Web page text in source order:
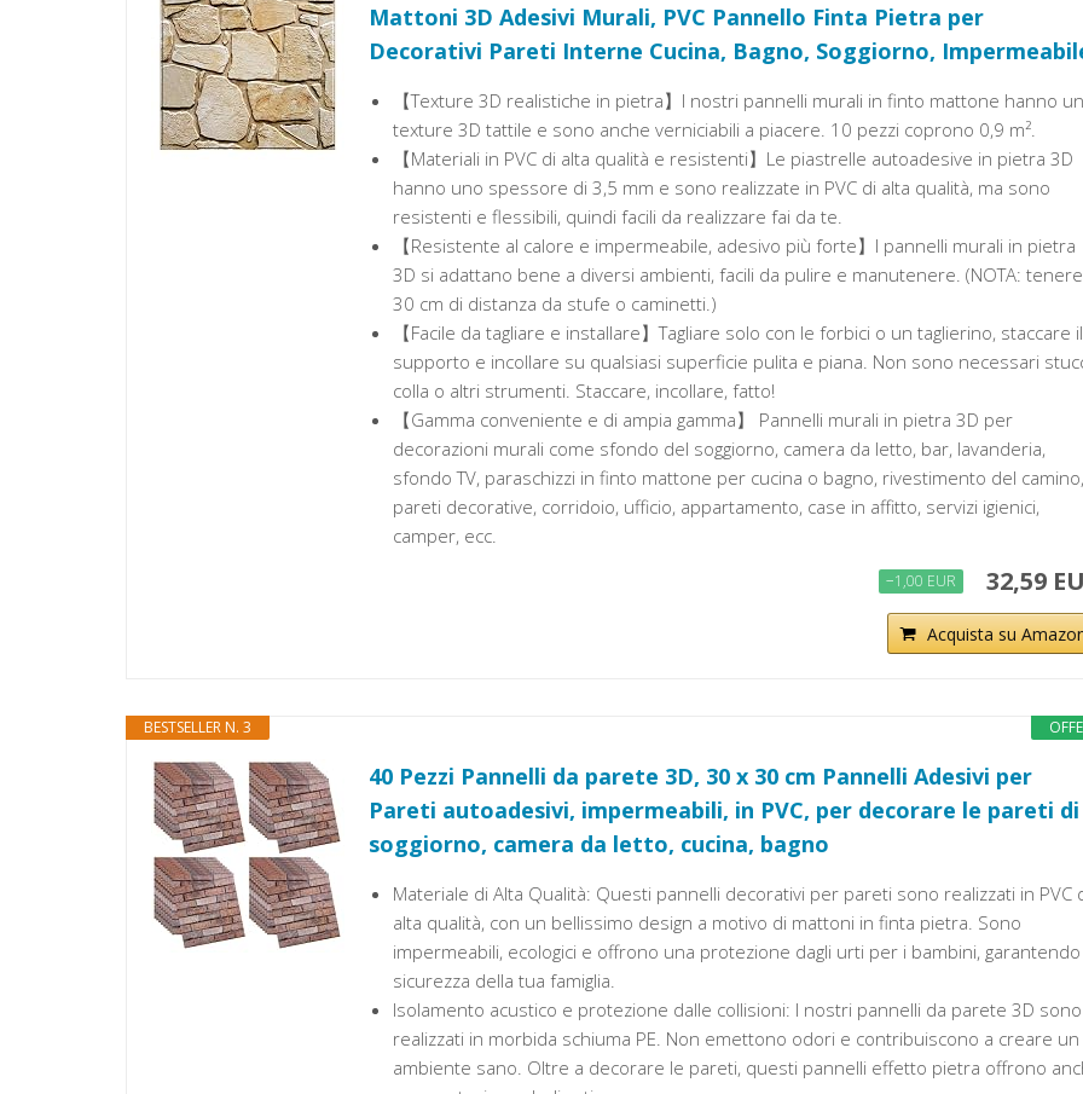
Mattoni 3D Adesivi Murali, PVC Pannello Finta Pietra per
Decorativi Pareti Interne Cucina, Bagno, Soggiorno,
【Texture 3D realistiche in pietra】I nostri pannelli murali in finto mattone hanno
texture 3D tattile e sono anche verniciabili a piacere. 10 pezzi coprono 0,9 m².
【Materiali in PVC di alta qualità e resistenti】Le piastrelle autoadesive in pietra 3D
hanno uno spessore di 3,5 mm e sono realizzate in PVC di alta qualità, ma sono
resistenti e flessibili, quindi facili da realizzare fai da te.
【Resistente al calore e impermeabile, adesivo più forte】I pannelli murali in pietra
3D si adattano bene a diversi ambienti, facili da pulire e manutenere. (NOTA:
30 cm di distanza da stufe o caminetti.)
【Facile da tagliare e installare】Tagliare solo con le forbici o un taglierino, staccare il
supporto e incollare su qualsiasi superficie pulita e piana. Non sono necessari
colla o altri strumenti. Staccare, incollare, fatto!
【Gamma conveniente e di ampia gamma】 Pannelli murali in pietra 3D per
decorazioni murali come sfondo del soggiorno, camera da letto, bar, lavanderia,
sfondo TV, paraschizzi in finto mattone per cucina o bagno, rivestimento del camino,
pareti decorative, corridoio, ufficio, appartamento, case in affitto, servizi igienici,
camper, ecc.
−1,00 EUR 32,59
Acquista su
BESTSELLER N. 3
40 Pezzi Pannelli da parete 3D, 30 x 30 cm Pannelli Adesivi per
Pareti autoadesivi, impermeabili, in PVC, per decorare le pareti di
soggiorno, camera da letto, cucina, bagno
Materiale di Alta Qualità: Questi pannelli decorativi per pareti sono realizzati in PVC
alta qualità, con un bellissimo design a motivo di mattoni in finta pietra. Sono
impermeabili, ecologici e offrono una protezione dagli urti per i bambini, garantendo
sicurezza della tua famiglia.
Isolamento acustico e protezione dalle collisioni: I nostri pannelli da parete 3D sono
realizzati in morbida schiuma PE. Non emettono odori e contribuiscono a creare un
ambiente sano. Oltre a decorare le pareti, questi pannelli effetto pietra offrono